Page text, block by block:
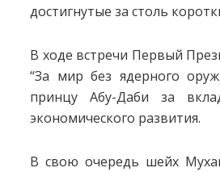
достигнутые за столь
В ходе встречи Первый
“За мир без ядерного
принцу Абу-Даби за
экономического развития.
В свою очередь шейх